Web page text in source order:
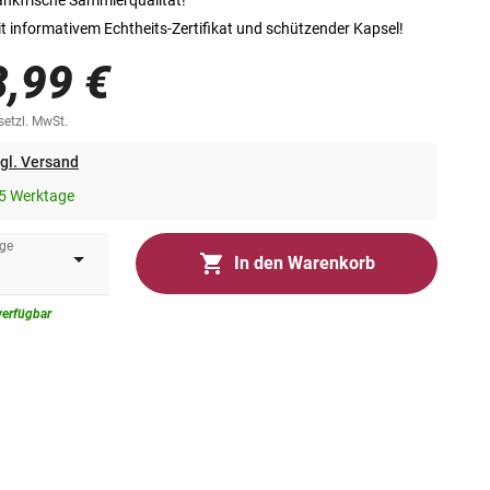
informativem Echtheits-Zertifikat und schützender Kapsel!
€
MwSt.
Versand
Werktage
In den Warenkorb